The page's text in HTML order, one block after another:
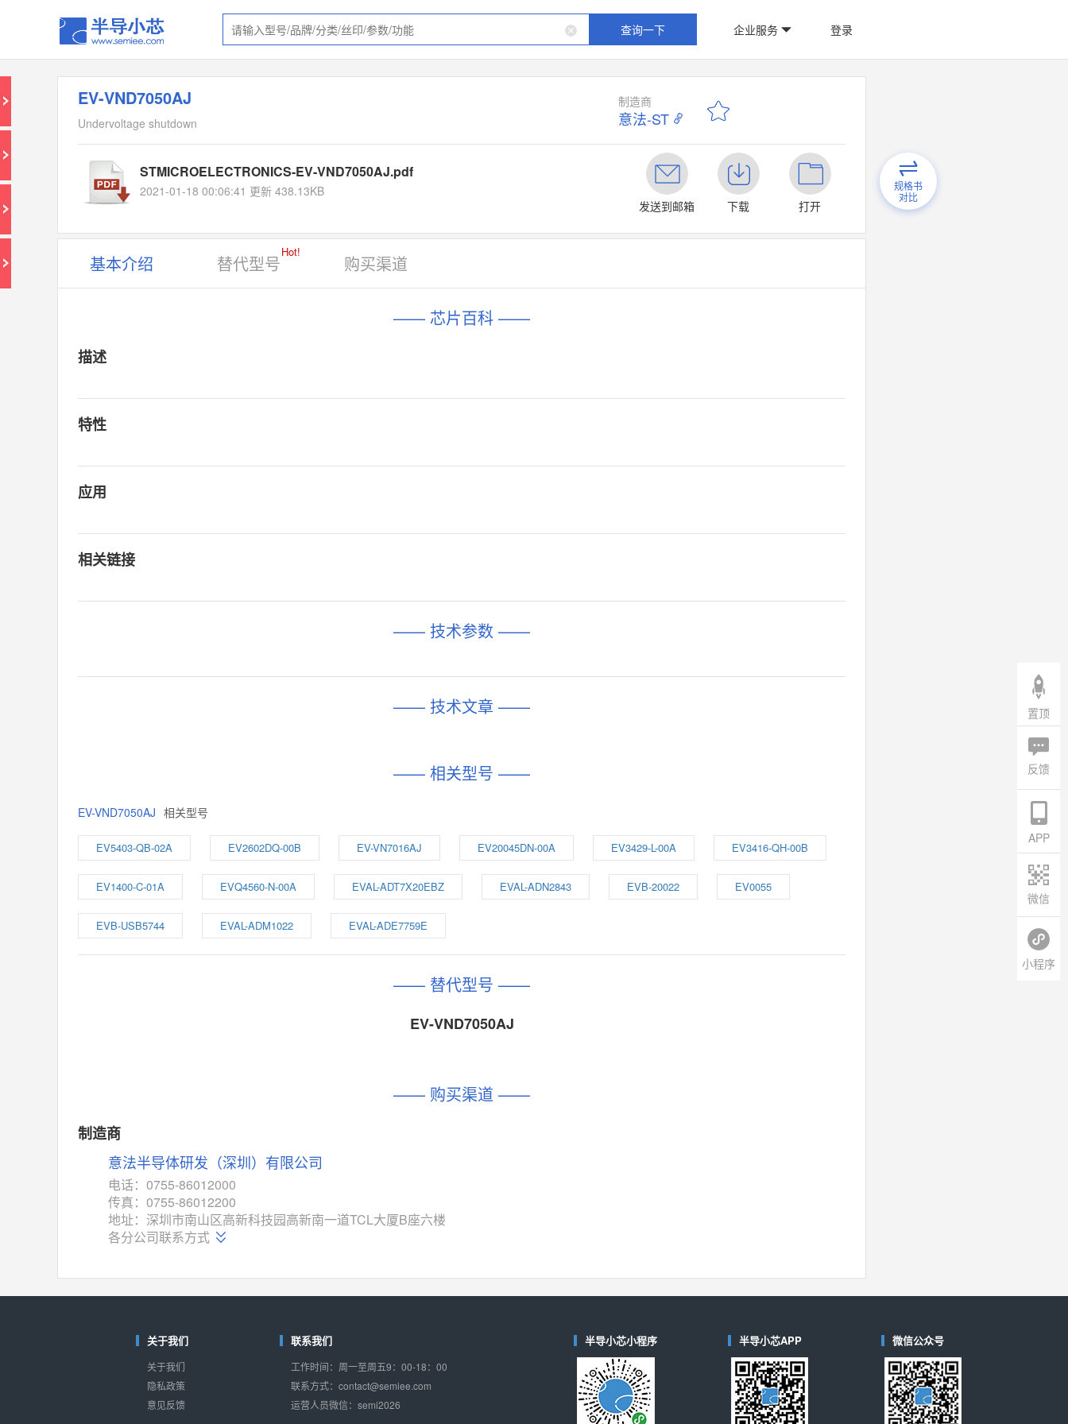
查询一下 企业服务 登录
EV-VND7050AJ
Undervoltage shutdown
制造商
意法-ST
STMICROELECTRONICS-EV-VND7050AJ.pdf
2021-01-18 00:06:41 更新 438.13KB
发送到邮箱
下载 打开
规格书
对比
基本介绍 替代型号
Hot!
购买渠道
—— 芯片百科 ——
描述
特性
应用
相关链接
—— 技术参数 ——
—— 技术文章 ——
—— 相关型号 ——
EV-VND7050AJ 相关型号
EV5403-QB-02A EV2602DQ-00B EV-VN7016AJ EV20045DN-00A EV3429-L-00A EV3416-QH-00B
EV1400-C-01A EVQ4560-N-00A EVAL-ADT7X20EBZ EVAL-ADN2843 EVB-20022 EV0055
EVB-USB5744 EVAL-ADM1022 EVAL-ADE7759E
—— 替代型号 ——
EV-VND7050AJ
—— 购买渠道 ——
制造商
意法半导体研发（深圳）有限公司
电话：0755-86012000
传真：0755-86012200
地址：深圳市南山区高新科技园高新南一道TCL大厦B座六楼
各分公司联系方式
关于我们
关于我们
隐私政策
意见反馈
联系我们
工作时间：周一至周五9：00-18：00
联系方式：contact@semiee.com
运营人员微信：semi2026
半导小芯小程序 半导小芯APP 微信公众号
置顶
反馈
APP
微信
小程序